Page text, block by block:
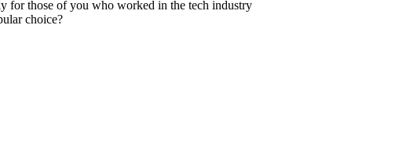
for those of you who worked in the tech industry
choice?